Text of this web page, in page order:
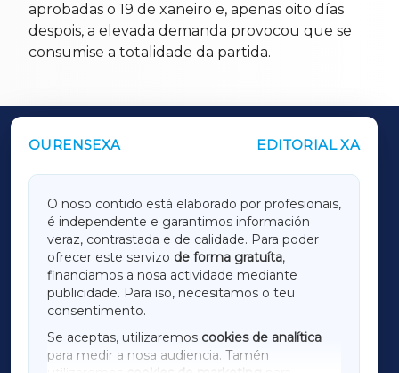
aprobadas o 19 de xaneiro e, apenas oito días
despois, a elevada demanda provocou que se
consumise a totalidade da partida.
OURENSEXA EDITORIAL XA
O noso contido está elaborado por profesionais,
é independente e garantimos información
veraz, contrastada e de calidade. Para poder
ofrecer este servizo de forma gratuíta,
financiamos a nosa actividade mediante
publicidade. Para iso, necesitamos o teu
consentimento.
Se aceptas, utilizaremos cookies de analítica
para medir a nosa audiencia. Tamén
OUTROS PERIÓDICOS
LUGOXA
TERRACHAXA